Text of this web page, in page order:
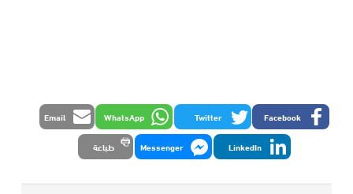
Facebook
Twitter
WhatsApp
Email
LinkedIn
Messenger طباعة